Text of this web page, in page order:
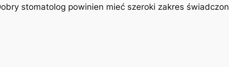
stomatolog powinien ‍mieć szeroki zakres